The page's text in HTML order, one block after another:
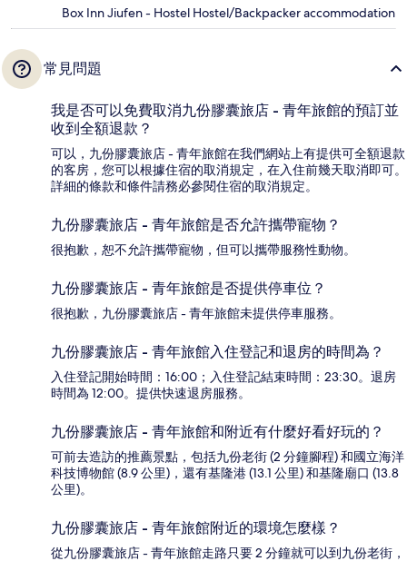
Box Inn Jiufen - Hostel Hostel/Backpacker accommodation
常見問題
我是否可以免費取消九份膠囊旅店 - 青年旅館的預訂並
收到全額退款？
可以，九份膠囊旅店 - 青年旅館在我們網站上有提供可全額退款
的客房，您可以根據住宿的取消規定，在入住前幾天取消即可。
詳細的條款和條件請務必參閱住宿的取消規定。
九份膠囊旅店 - 青年旅館是否允許攜帶寵物？
很抱歉，恕不允許攜帶寵物，但可以攜帶服務性動物。
九份膠囊旅店 - 青年旅館是否提供停車位？
很抱歉，九份膠囊旅店 - 青年旅館未提供停車服務。
九份膠囊旅店 - 青年旅館入住登記和退房的時間為？
入住登記開始時間：16:00；入住登記結束時間：23:30。退房
時間為 12:00。提供快速退房服務。
九份膠囊旅店 - 青年旅館和附近有什麼好看好玩的？
可前去造訪的推薦景點，包括九份老街 (2 分鐘腳程) 和國立海洋
科技博物館 (8.9 公里)，還有基隆港 (13.1 公里) 和基隆廟口 (13.8
公里)。
九份膠囊旅店 - 青年旅館附近的環境怎麼樣？
從九份膠囊旅店 - 青年旅館走路只要 2 分鐘就可以到九份老街，